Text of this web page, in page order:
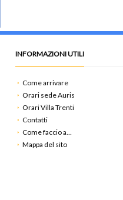
INFORMAZIONI UTILI
Come arrivare
Orari sede Auris
Orari Villa Trenti
Contatti
Come faccio a…
Mappa del sito